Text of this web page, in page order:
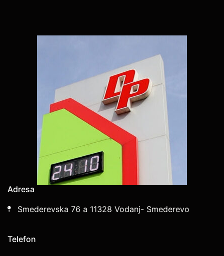
Adresa
Smederevska 76 a 11328 Vodanj- Smederevo
Telefon